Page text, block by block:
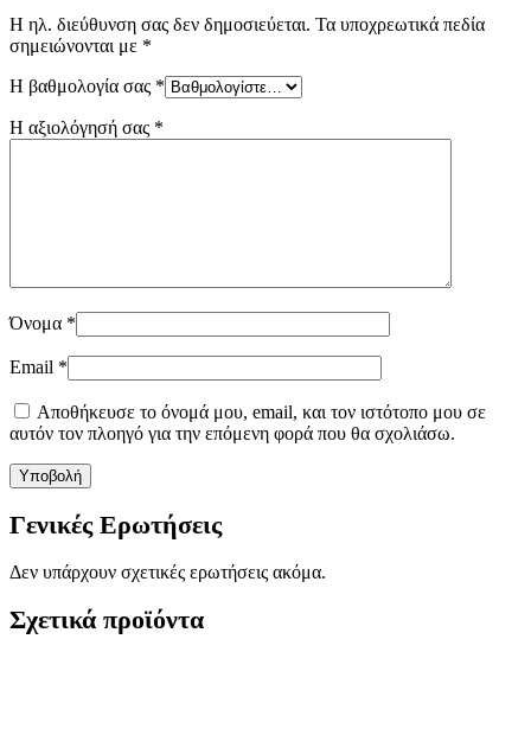
Η ηλ. διεύθυνση σας δεν δημοσιεύεται. Τα υποχρεωτικά πεδία
σημειώνονται με *
Η βαθμολογία σας *
Η αξιολόγησή σας *
Όνομα *
Email *
Αποθήκευσε το όνομά μου, email, και τον ιστότοπο μου σε
αυτόν τον πλοηγό για την επόμενη φορά που θα σχολιάσω.
Γενικές Ερωτήσεις
Δεν υπάρχουν σχετικές ερωτήσεις ακόμα.
Σχετικά προϊόντα